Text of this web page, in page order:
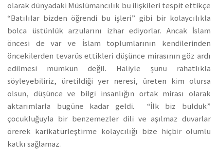
olarak dünyadaki Müslümancılık bu ilişkileri tespit ettikçe
“Batılılar bizden öğrendi bu işleri” gibi bir kolaycılıkla
bolca üstünlük arzularını izhar ediyorlar. Ancak İslam
öncesi de var ve İslam toplumlarının kendilerinden
öncekilerden tevarüs ettikleri düşünce mirasının göz ardı
edilmesi mümkün değil. Haliyle şunu rahatlıkla
söyleyebiliriz, üretildiği yer neresi, üreten kim olursa
olsun, düşünce ve bilgi insanlığın ortak mirası olarak
aktarımlarla bugüne kadar geldi. “İlk biz bulduk”
çocukluğuyla bir benzemezler dili ve aşılmaz duvarlar
örerek karikatürleştirme kolaycılığı bize hiçbir olumlu
katkı sağlamaz.